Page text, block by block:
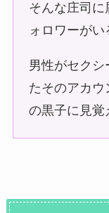
そんな庄司に
ォロワーがい
男性がセクシ
たそのアカ
の黒子に見覚